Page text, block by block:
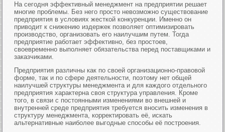
На сегодня эффективный менеджмент на предприятии решает
многие проблемы. Без него просто невозможно существование
предприятия в условиях жесткой конкуренции. Именно он
приводит к снижению издержек позволяет оптимизировать
производство, организовать его наилучшим путем. Тогда
предприятие работает эффективно, без простоев,
своевременно выполняет обязательства перед поставщиками и
заказчиками.
Предприятия различны как по своей организационно-правовой
форме, так и по сфере деятельности, поэтому нет общей
наилучшей структуры менеджмента и для каждого отдельного
предприятия характерна своя структура управления. Кроме
того, в связи с постоянными изменениями во внешней и
внутренней среде предприятия требуется вносить изменения в
структуру менеджмента, корректировать её, искать
альтернативные наиболее выгодные способы её построения.